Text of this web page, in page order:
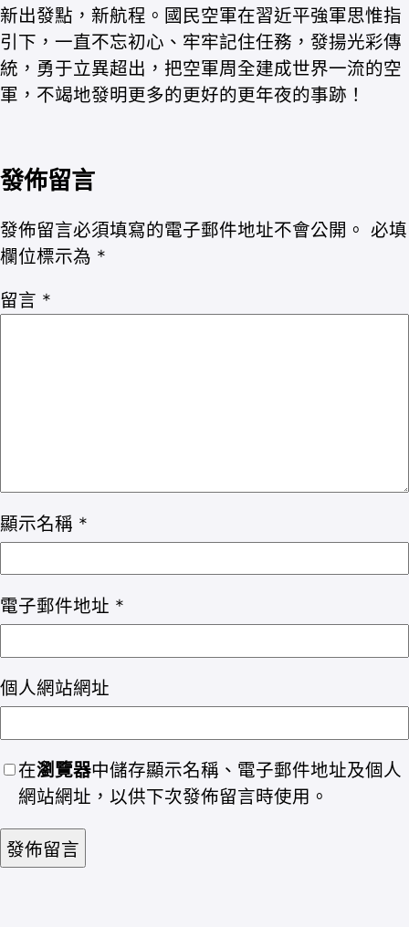
新出發點，新航程。國民空軍在習近平強軍思惟指
引下，一直不忘初心、牢牢記住任務，發揚光彩傳
統，勇于立異超出，把空軍周全建成世界一流的空
軍，不竭地發明更多的更好的更年夜的事跡！
發佈留言
發佈留言必須填寫的電子郵件地址不會公開。 必填
欄位標示為 *
留言 *
顯示名稱 *
電子郵件地址 *
個人網站網址
在瀏覽器中儲存顯示名稱、電子郵件地址及個人
網站網址，以供下次發佈留言時使用。